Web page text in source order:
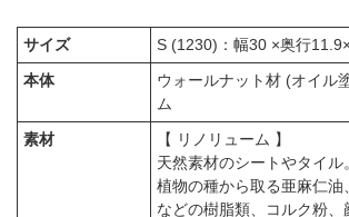
サイズ
S (1230)：幅30 ×奥行
本体
ウォールナット材 (オイル
ム
素材
【 リノリューム 】
天然素材のシートやタイル
植物の種から取る亜麻仁油
などの樹脂類、コルク粉